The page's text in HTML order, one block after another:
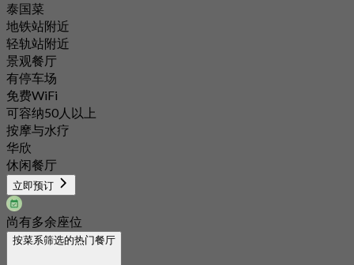
泰国菜
地铁站附近
轻轨站附近
景观餐厅
有停车场
免费WiFi
可容纳50人以上
按摩与水疗
华欣
休闲餐厅
立即预订
尚有多余座位
按菜系筛选的热门餐厅